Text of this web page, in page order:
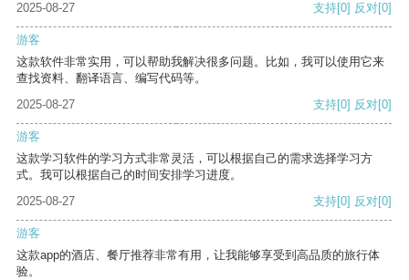
2025-08-27
支持[0] 反对[0]
游客
这款软件非常实用，可以帮助我解决很多问题。比如，我可以使用它来
查找资料、翻译语言、编写代码等。
2025-08-27
支持[0] 反对[0]
游客
这款学习软件的学习方式非常灵活，可以根据自己的需求选择学习方
式。我可以根据自己的时间安排学习进度。
2025-08-27
支持[0] 反对[0]
游客
这款app的酒店、餐厅推荐非常有用，让我能够享受到高品质的旅行体
验。